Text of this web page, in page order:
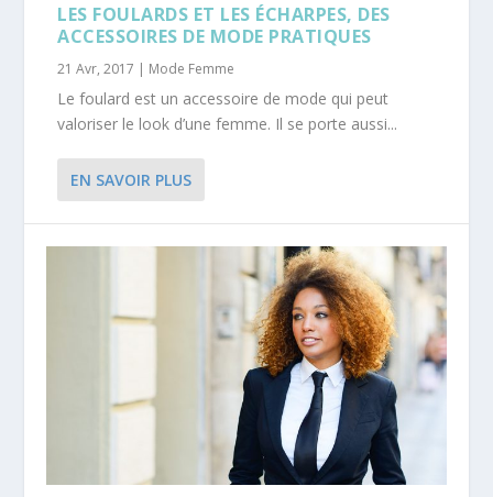
LES FOULARDS ET LES ÉCHARPES, DES
ACCESSOIRES DE MODE PRATIQUES
21 Avr, 2017 | Mode Femme
Le foulard est un accessoire de mode qui peut
valoriser le look d’une femme. Il se porte aussi...
EN SAVOIR PLUS